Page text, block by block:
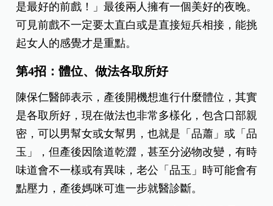
是最好的前戲！」最後兩人擁有一個美好的夜晚。
可見前戲不一定要太直白或是直接短兵相接，能挑
起女人的感覺才是重點。
第4招：體位、做法各取所好
陳保仁醫師表示，產後開機想進行什麼體位，其實
是各取所好，現在做法也非常多樣化，包含口部親
密，可以男幫女或女幫男，也就是「品蕭」或「品
玉」，但產後因陰道乾澀，甚至分泌物改變，有時
味道會不一樣或有異味，老公「品玉」時可能會有
點壓力，產後媽咪可進一步就醫診斷。